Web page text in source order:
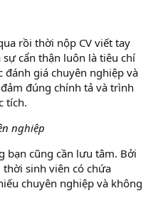
rồi thời nộp CV viết tay
cẩn thận luôn là tiêu chí
đánh giá chuyên nghiệp và
đúng chính tả và trình
tích.
nghiệp
bạn cũng cần lưu tâm. Bởi
sinh viên có chứa
chuyên nghiệp và không